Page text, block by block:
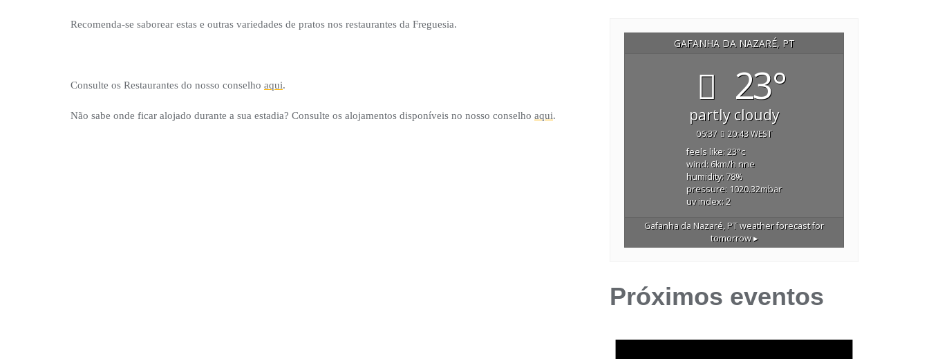
Recomenda-se saborear estas e outras variedades de pratos nos restaurantes da Freguesia.
Consulte os Restaurantes do nosso conselho aqui.
Não sabe onde ficar alojado durante a sua estadia? Consulte os alojamentos disponíveis no nosso conselho aqui.
GAFANHA DA NAZARÉ, PT
23°
partly cloudy
06:37 20:43 WEST
feels like: 23°c
wind: 6km/h nne
humidity: 78%
pressure: 1020.32mbar
uv index: 2
Gafanha da Nazaré, PTweather forecast for
tomorrow ▸
Próximos eventos